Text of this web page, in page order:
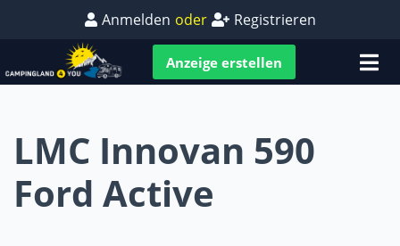
Anmelden oder Registrieren
Anzeige erstellen
LMC Innovan 590
Ford Active